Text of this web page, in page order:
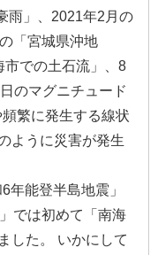
雨」、2021年2月の
「宮城県沖地
市での土石流」、8
のマグニチュード
繁に発生する線状
ように災害が発生
能登半島地震」
では初めて「南海
した。 いかにして